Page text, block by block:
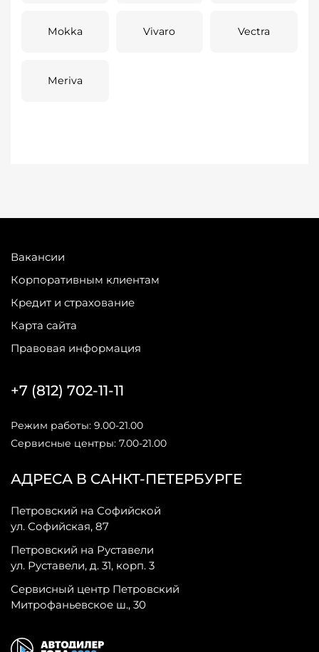
Mokka Vivaro Vectra
Meriva
Вакансии
Корпоративным клиентам
Кредит и страхование
Карта сайта
Правовая информация
АДРЕСА В САНКТ-ПЕТЕРБУРГЕ
Петровский на Софийской
ул. Софийская, 87
Петровский на Руставели
ул. Руставели, д. 31, корп. 3
Сервисный центр Петровский
Митрофаньевское ш., 30
+7 (812) 702-11-11
Режим работы: 9.00-21.00
Сервисные центры: 7.00-21.00